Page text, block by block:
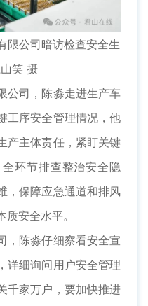
限公司暗访检查安全生
笑 摄
司，陈淼走进生产车
工序安全管理情况，他
产主体责任，紧盯关键
环节排查整治安全隐
，保障应急通道和排风
安全水平。
陈淼仔细察看安全宣
详细询问用户安全管理
千家万户，要加快推进